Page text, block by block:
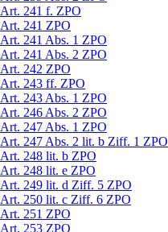
Art. 241 f. ZPO
Art. 241 ZPO
Art. 241 Abs. 1 ZPO
Art. 241 Abs. 2 ZPO
Art. 242 ZPO
Art. 243 ff. ZPO
Art. 243 Abs. 1 ZPO
Art. 246 Abs. 2 ZPO
Art. 247 Abs. 1 ZPO
Art. 247 Abs. 2 lit. b Ziff. 1 ZPO
Art. 248 lit. b ZPO
Art. 248 lit. e ZPO
Art. 249 lit. d Ziff. 5 ZPO
Art. 250 lit. c Ziff. 6 ZPO
Art. 251 ZPO
Art. 253 ZPO